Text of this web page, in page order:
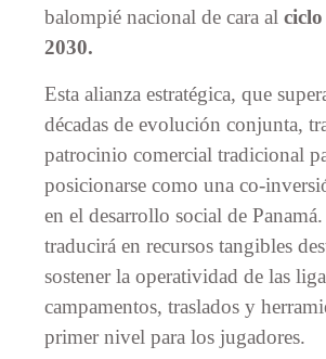
balompié nacional de cara al
2030.
Esta alianza estratégica, que
décadas de evolución conjunta,
patrocinio comercial tradicional
posicionarse como una co-
en el desarrollo social de
traducirá en recursos tangibles
sostener la operatividad de las
campamentos, traslados y
primer nivel para los jugadores.